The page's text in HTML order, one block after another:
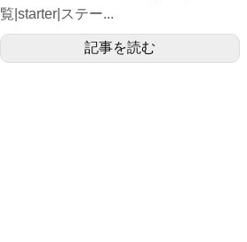
覧|starter|ステー...
記事を読む